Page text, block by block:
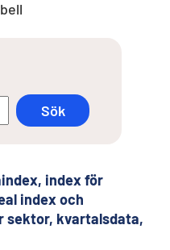
index för
index och
sektor, kvartalsdata,